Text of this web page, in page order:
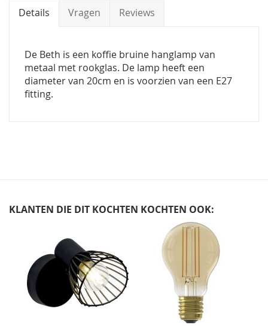
Details Vragen Reviews
De Beth is een koffie bruine hanglamp van
metaal met rookglas. De lamp heeft een
diameter van 20cm en is voorzien van een E27
fitting.
KLANTEN DIE DIT KOCHTEN KOCHTEN OOK:
carousel